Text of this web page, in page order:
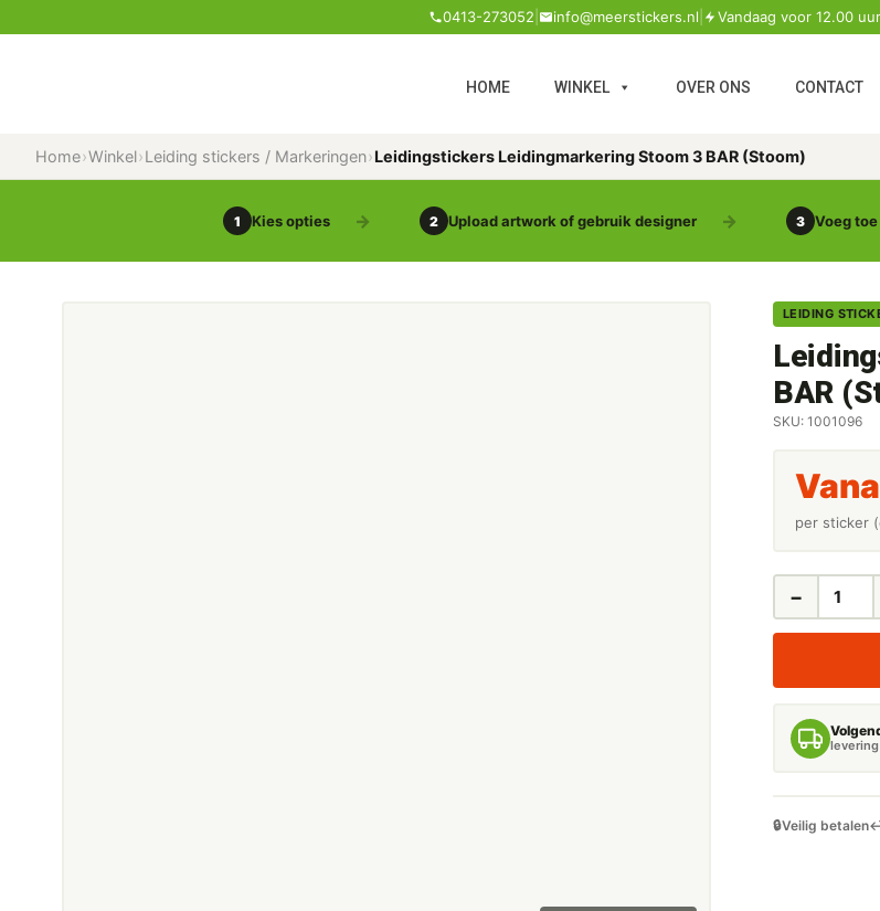
0413-273052 info@meerstickers.nl Vandaag voor 12.00
HOME WINKEL OVER ONS CONTACT
Home›Winkel›Leiding stickers / Markeringen›Leidingstickers Leidingmarkering Stoom 3 BAR (Stoom)
1 Kies opties 2 Upload artwork of gebruik designer 3 Voeg
LEIDING
BAR
SKU: 1001096
per sticker
(STOOM)
AANTAL
−
🔒Veilig betalen